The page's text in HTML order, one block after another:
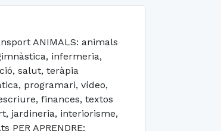
ANIMALS: animals
infermeria,
salut, teràpia
programari, vídeo,
finances, textos
jardineria, interiorisme,
APRENDRE: